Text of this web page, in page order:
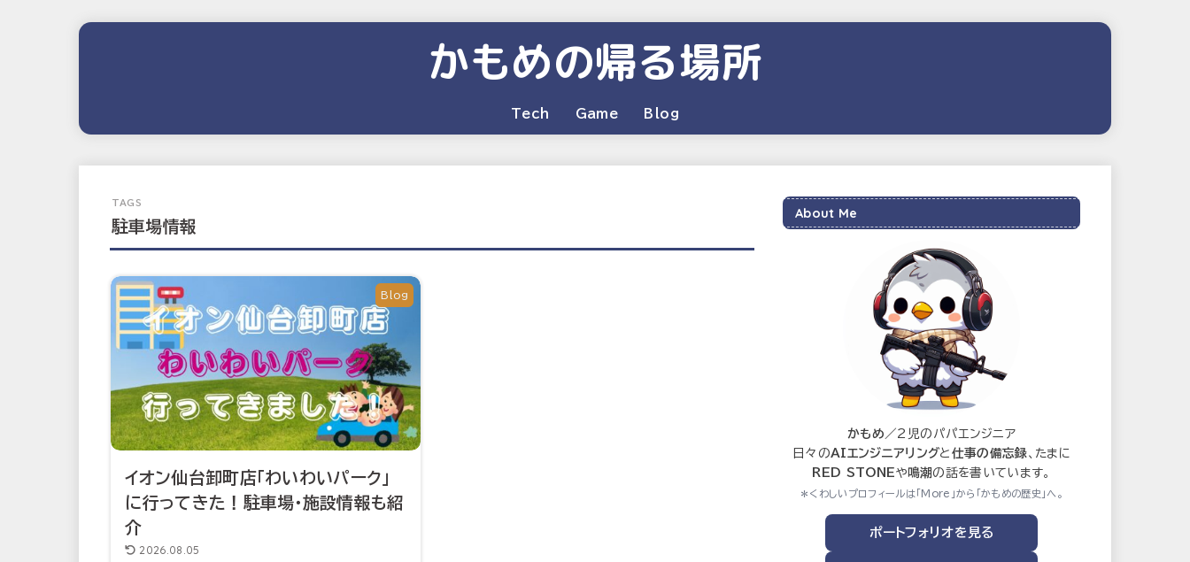
かもめの帰る場所
Tech Game Blog
駐車場情報
Blog
イオン仙台卸町店「わいわいパーク」
に行ってきた！駐車場・施設情報も紹
介
2026.08.05
About Me
かもめ ／2児のパパエンジニア
日々のAIエンジニアリングと 仕事の備忘録、たまに
RED STONEや 鳴潮 の話を書いています。
＊くわしいプロフィールは「More」から「かもめの歴史」へ。
ポートフォリオを見る